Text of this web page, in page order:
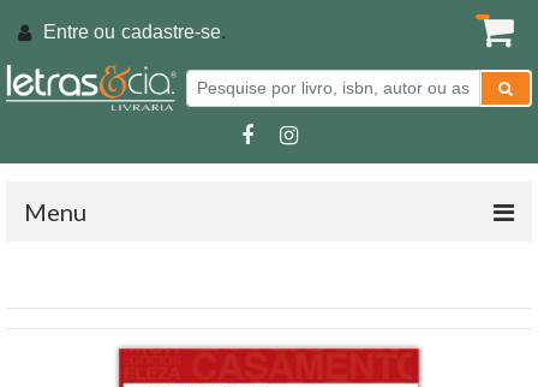
Entre ou cadastre-se.
Menu